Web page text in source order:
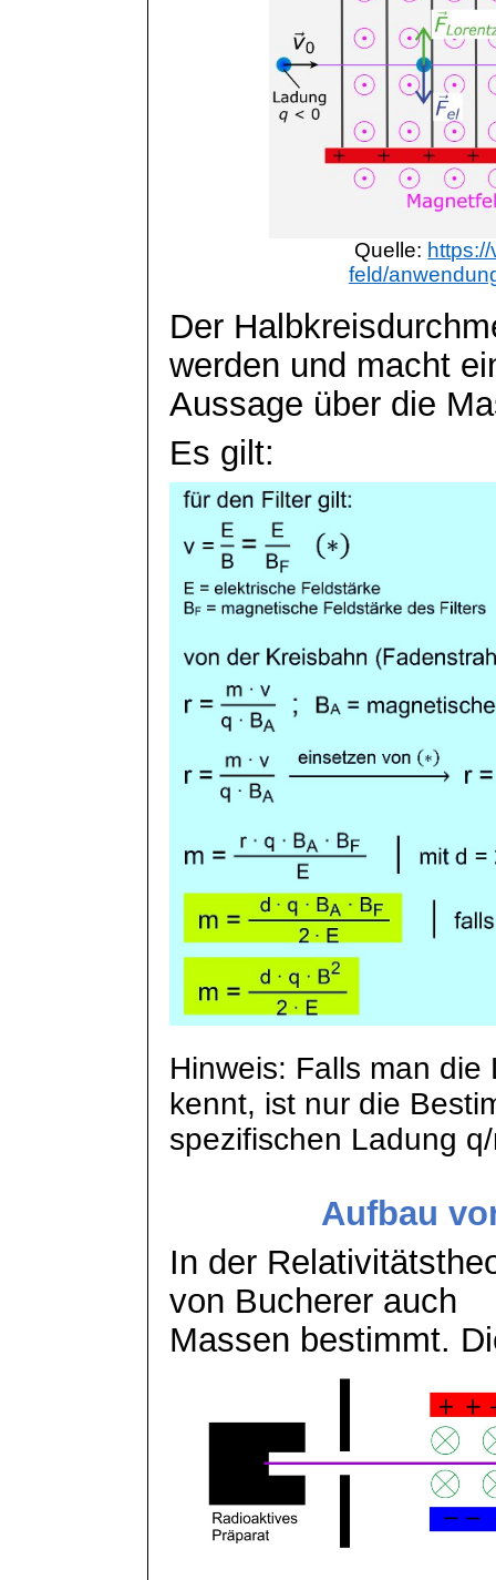
Quelle:
feld/
Der
werden und macht
Aussage über die
Es gilt:
Hinweis: Falls man
kennt, ist nur die
spezifischen Ladung
Aufbau
In der
von Bucherer auch
Massen bestimmt.